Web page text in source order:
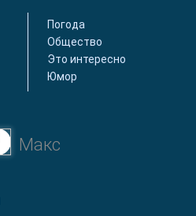
Погода
Общество
Это интересно
Юмор
Макс